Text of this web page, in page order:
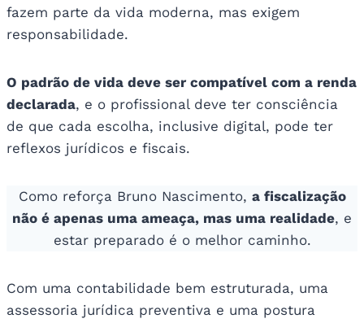
fazem parte da vida moderna, mas exigem
responsabilidade.
O padrão de vida deve ser compatível com a renda
declarada, e o profissional deve ter consciência
de que cada escolha, inclusive digital, pode ter
reflexos jurídicos e fiscais.
Como reforça Bruno Nascimento, a fiscalização
não é apenas uma ameaça, mas uma realidade, e
estar preparado é o melhor caminho.
Com uma contabilidade bem estruturada, uma
assessoria jurídica preventiva e uma postura